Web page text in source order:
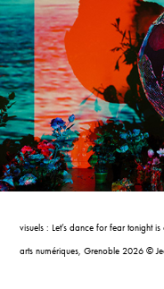
visuels : Let’s dance for fear tonight
arts numériques, Grenoble 2026 ©